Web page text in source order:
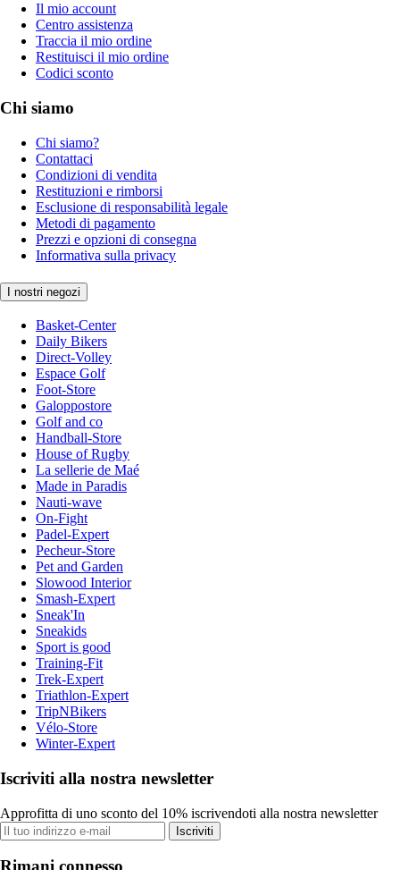
Il mio account
Centro assistenza
Traccia il mio ordine
Restituisci il mio ordine
Codici sconto
Chi siamo
Chi siamo?
Contattaci
Condizioni di vendita
Restituzioni e rimborsi
Esclusione di responsabilità legale
Metodi di pagamento
Prezzi e opzioni di consegna
Informativa sulla privacy
I nostri negozi
Basket-Center
Daily Bikers
Direct-Volley
Espace Golf
Foot-Store
Galoppostore
Golf and co
Handball-Store
House of Rugby
La sellerie de Maé
Made in Paradis
Nauti-wave
On-Fight
Padel-Expert
Pecheur-Store
Pet and Garden
Slowood Interior
Smash-Expert
Sneak'In
Sneakids
Sport is good
Training-Fit
Trek-Expert
Triathlon-Expert
TripNBikers
Vélo-Store
Winter-Expert
Iscriviti alla nostra newsletter
Approfitta di uno sconto del 10% iscrivendoti alla nostra newsletter
Iscriviti